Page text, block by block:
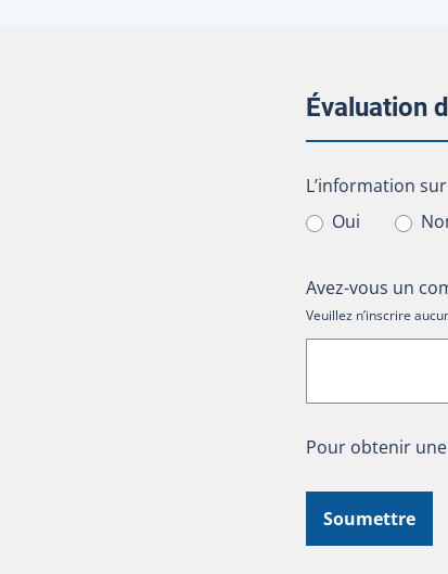
Évaluation
L’information
L’information
Oui
Avez-vous un
Veuillez n’inscrire
Pour obtenir
Soumettre